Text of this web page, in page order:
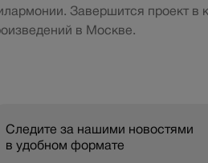
Завершится проект в
в Москве.
Следите за нашими новостями
в удобном формате